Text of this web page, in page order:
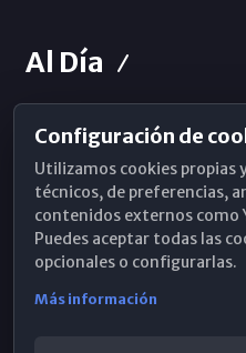
Al Día
Horarios de Misa
Hemeroteca
WhatsApp
Configuración de
Utilizamos cookies propias
técnicos, de preferencias,
contenidos externos como
Puedes aceptar todas las
opcionales o configurarlas.
Más información